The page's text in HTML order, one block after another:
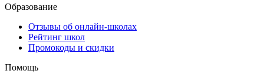
Образование
Отзывы об онлайн-школах
Рейтинг школ
Промокоды и скидки
Помощь